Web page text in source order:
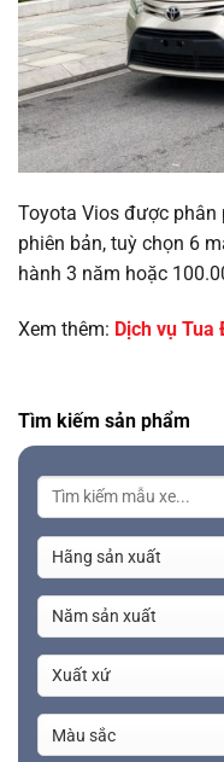
Toyota Vios được
phiên bản, tuỳ chọn 6
hành 3 năm hoặc
Xem thêm: Dịch vụ Tua
Tìm kiếm sản phẩm